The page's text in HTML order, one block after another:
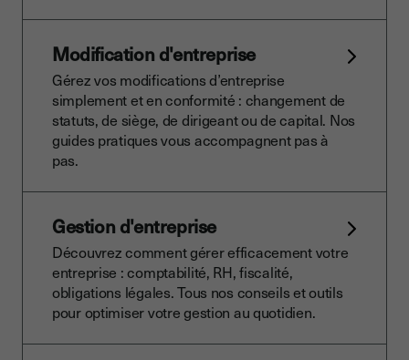
Modification d'entreprise
Gérez vos modifications d’entreprise
simplement et en conformité : changement de
statuts, de siège, de dirigeant ou de capital. Nos
guides pratiques vous accompagnent pas à
pas.
Gestion d'entreprise
Découvrez comment gérer efficacement votre
entreprise : comptabilité, RH, fiscalité,
obligations légales. Tous nos conseils et outils
pour optimiser votre gestion au quotidien.